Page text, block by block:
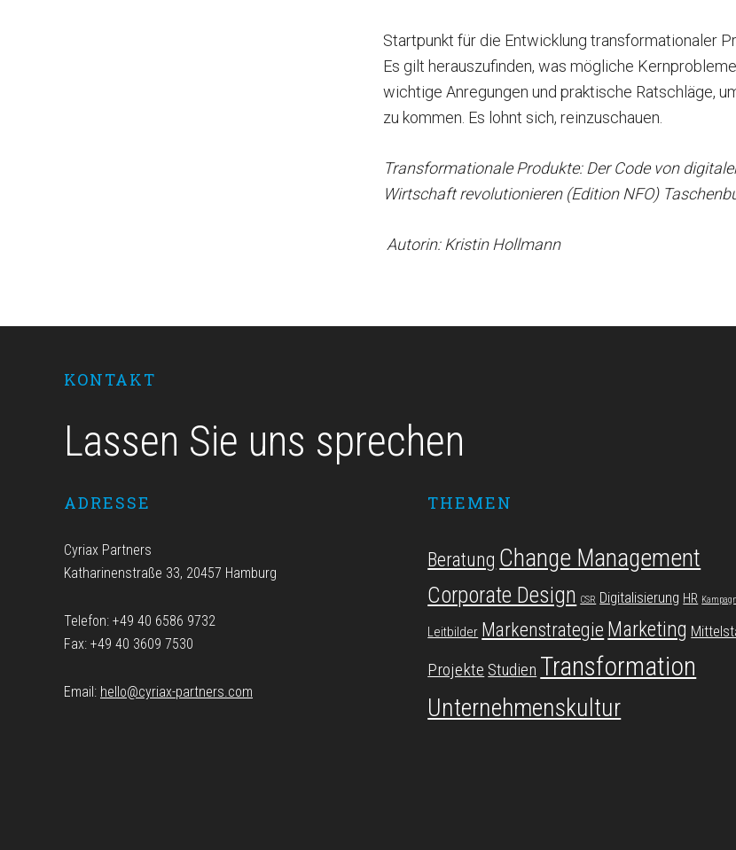
Startpunkt für die Entwicklung transformationaler
Es gilt herauszufinden, was mögliche
wichtige Anregungen und praktische Ratschläge,
zu kommen. Es lohnt sich, reinzuschauen.
Transformationale Produkte: Der Code von
Wirtschaft revolutionieren (Edition NFO)
Autorin: Kristin Hollmann
KONTAKT
Lassen Sie uns sprechen
ADRESSE
Cyriax Partners
Katharinenstraße 33, 20457 Hamburg
Telefon: +49 40 6586 9732
Fax: +49 40 3609 7530
Email: hello@cyriax-partners.com
THEMEN
Beratung Change Management
Corporate Design CSR Digitalisierung HR
Leitbilder Markenstrategie Marketing
Projekte Studien Transformation
Unternehmenskultur